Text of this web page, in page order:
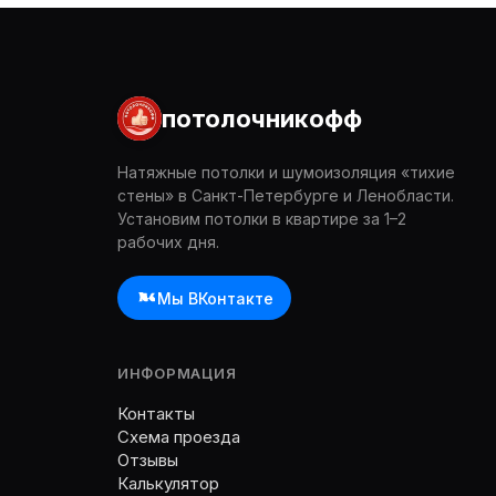
потолочникофф
Натяжные потолки и шумоизоляция «тихие
стены» в Санкт-Петербурге и Ленобласти.
Установим потолки в квартире за 1–2
рабочих дня.
Мы ВКонтакте
ИНФОРМАЦИЯ
Контакты
Схема проезда
Отзывы
Калькулятор